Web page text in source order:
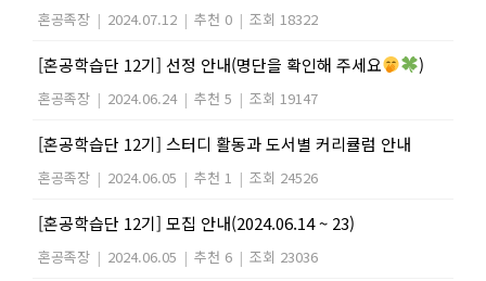
혼공족장 | 2024.07.12 | 추천 0 | 조회 18322
[혼공학습단 12기] 선정 안내(명단을 확인해 주세요 )
혼공족장 | 2024.06.24 | 추천 5 | 조회 19147
[혼공학습단 12기] 스터디 활동과 도서별 커리큘럼 안내
혼공족장 | 2024.06.05 | 추천 1 | 조회 24526
[혼공학습단 12기] 모집 안내(2024.06.14 ~ 23)
혼공족장 | 2024.06.05 | 추천 6 | 조회 23036